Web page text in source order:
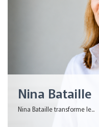
Nina Bataille
Nina Bataille transforme le...